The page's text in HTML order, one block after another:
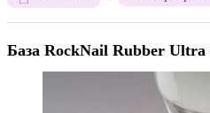
База RockNail Rubber Ultra